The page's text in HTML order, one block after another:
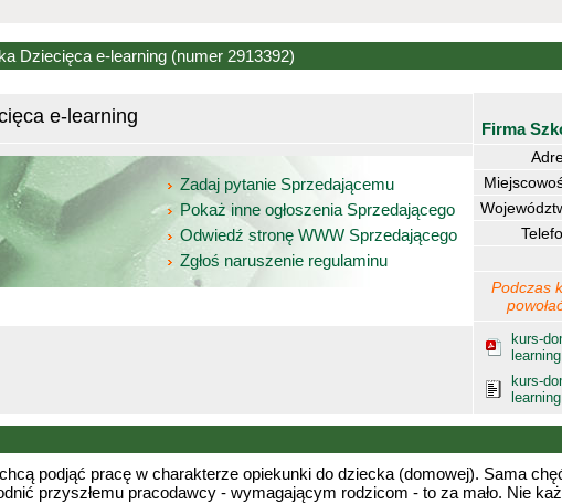
Dziecięca e-learning (numer 2913392)
e-learning
Zadaj pytanie Sprzedającemu
Pokaż inne ogłoszenia Sprzedającego
Odwiedź stronę WWW Sprzedającego
Zgłoś naruszenie regulaminu
Firma
Podczas
kurs-
kurs-
podjąć pracę w charakterze opiekunki do dziecka (domowej). Sama
przyszłemu pracodawcy - wymagającym rodzicom - to za mało. Nie